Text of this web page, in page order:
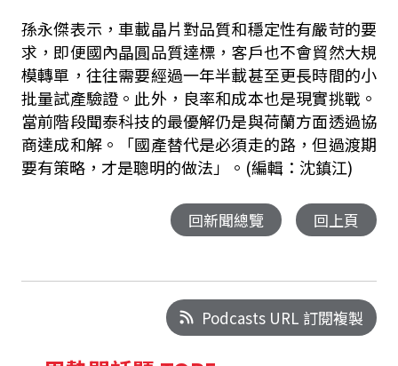
孫永傑表示，車載晶片對品質和穩定性有嚴苛的要
求，即便國內晶圓品質達標，客戶也不會貿然大規
模轉單，往往需要經過一年半載甚至更長時間的小
批量試產驗證。此外，良率和成本也是現實挑戰。
當前階段聞泰科技的最優解仍是與荷蘭方面透過協
商達成和解。「國產替代是必須走的路，但過渡期
要有策略，才是聰明的做法」。(編輯：沈鎮江)
回新聞總覽 回上頁
Podcasts URL 訂閱複製